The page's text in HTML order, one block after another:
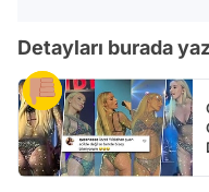
Detayları burada